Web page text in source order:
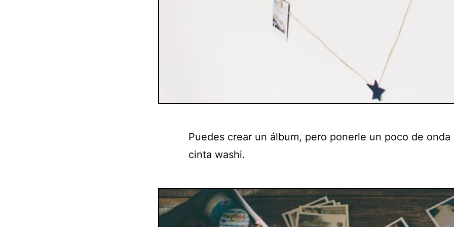
Puedes crear un álbum, pero ponerle un poco de onda
cinta washi.